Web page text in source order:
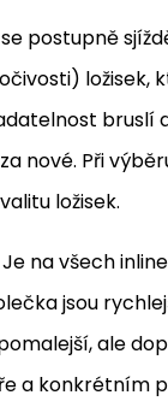
postupně
ložisek,
bruslí
nové. Při
ložisek.
na všech
jsou
ale
a konkrétním